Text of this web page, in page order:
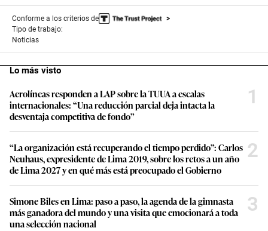
Conforme a los criterios de
Tipo de trabajo:
Noticias
Lo más visto
Aerolíneas responden a LAP sobre la TUUA a escalas
internacionales: “Una reducción parcial deja intacta la
desventaja competitiva de fondo”
1
“La organización está recuperando el tiempo perdido”: Carlos
Neuhaus, expresidente de Lima 2019, sobre los retos a un año
de Lima 2027 y en qué más está preocupado el Gobierno
2
Simone Biles en Lima: paso a paso, la agenda de la gimnasta
más ganadora del mundo y una visita que emocionará a toda
una selección nacional
3